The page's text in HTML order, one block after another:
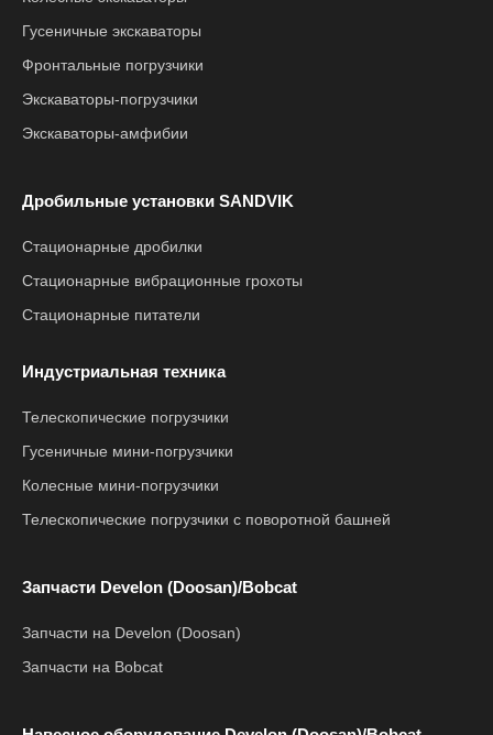
Гусеничные экскаваторы
Фронтальные погрузчики
Экскаваторы-погрузчики
Экскаваторы-амфибии
Дробильные установки SANDVIK
Стационарные дробилки
Стационарные вибрационные грохоты
Стационарные питатели
Индустриальная техника
Телескопические погрузчики
Гусеничные мини-погрузчики
Колесные мини-погрузчики
Телескопические погрузчики с поворотной башней
Запчасти Develon (Doosan)/Bobcat
Запчасти на Develon (Doosan)
Запчасти на Bobcat